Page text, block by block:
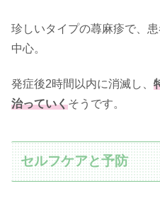
珍しいタイプの蕁麻疹で、
中心。
発症後2時間以内に消滅し、
治っていくそうです。
セルフケアと予防